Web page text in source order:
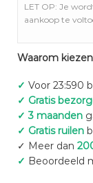
LET OP: Je
aankoop te
Waarom
✓ Voor 23:590
✓ Gratis
✓ 3 maanden
✓ Gratis ruilen
✓ Meer dan
✓ Beoordeeld